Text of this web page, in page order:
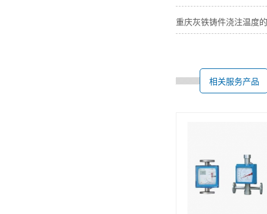
重庆灰铁铸件浇注温度
相关服务产品